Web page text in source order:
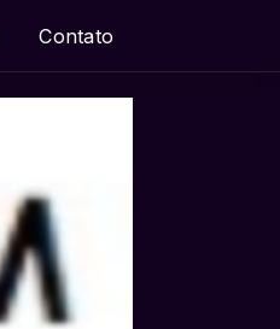
Contato